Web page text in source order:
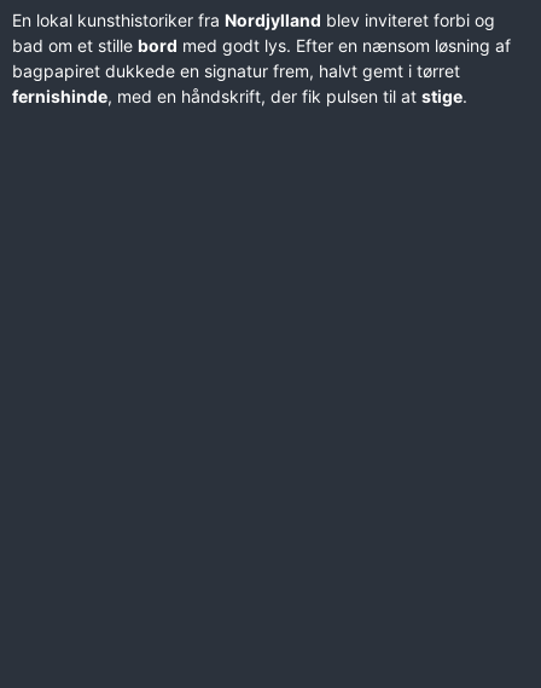
En lokal kunsthistoriker fra Nordjylland blev inviteret forbi og
bad om et stille bord med godt lys. Efter en nænsom løsning af
bagpapiret dukkede en signatur frem, halvt gemt i tørret
fernishinde, med en håndskrift, der fik pulsen til at stige.